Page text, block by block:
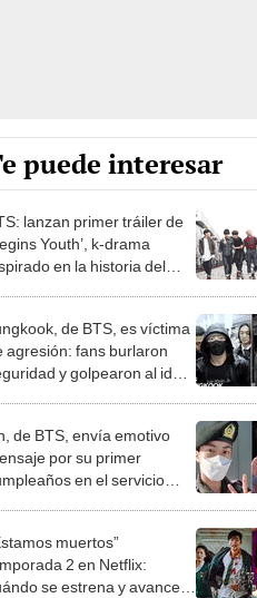
puede interesar
lanzan primer tráiler de
Youth’, k-drama
en la historia del
de BTS, es víctima
agresión: fans burlaron
y golpearon al idol
de BTS, envía emotivo
por su primer
en el servicio
muertos”
2 en Netflix:
se estrena y avances